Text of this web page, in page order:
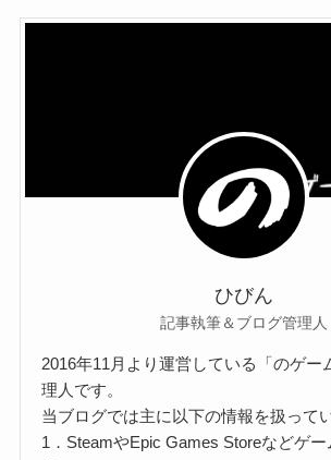
ひびん
記事執筆＆ブログ管理人
2016年11月より運営している「のゲー
理人です。
当ブログでは主に以下の情報を扱って
1．SteamやEpic Games Storeなどゲ